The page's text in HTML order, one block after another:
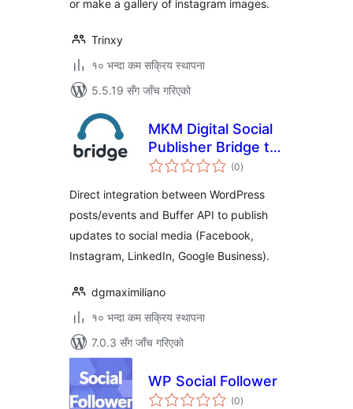
or make a gallery of instagram images.
Trinxy
१० भन्दा कम सक्रिय स्थापना
5.5.19 सँग जाँच गरिएको
MKM Digital Social
Publisher Bridge to
Buffer
(0कुल
रेटिङ्गहरू
)
Direct integration between WordPress
posts/events and Buffer API to publish
updates to social media (Facebook,
Instagram, LinkedIn, Google Business).
dgmaximiliano
१० भन्दा कम सक्रिय स्थापना
7.0.3 सँग जाँच गरिएको
WP Social Follower
(0कुल
रेटिङ्गहरू
)